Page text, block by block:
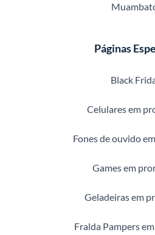
Páginas
Black
Celulares em
Fones de ouvido
Games em
Geladeiras em
Fralda Pampers